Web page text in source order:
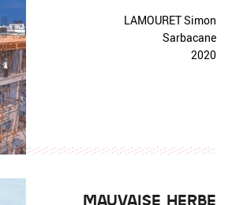
LAMOURET Simon
Sarbacane
2020
MAUVAISE HERBE